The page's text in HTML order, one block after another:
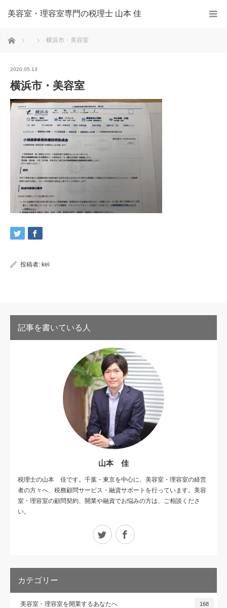
美容室・理容室専門の税理士 山本 佳
ホーム 横浜市・美容室
2020.05.13
横浜市・美容室
投稿者: kei
記事を書いている人
山本 佳
税理士の山本 佳です。千葉・東京を中心に、美容室・理容室の経営
者の方々へ、税務顧問サービス・融資サポートを行っています。美容
室・理容室の顧問契約、開業や融資でお悩みの方は、ご相談くださ
い。
Twitter Facebook
カテゴリー
美容室・理容室を開業するあなたへ 168